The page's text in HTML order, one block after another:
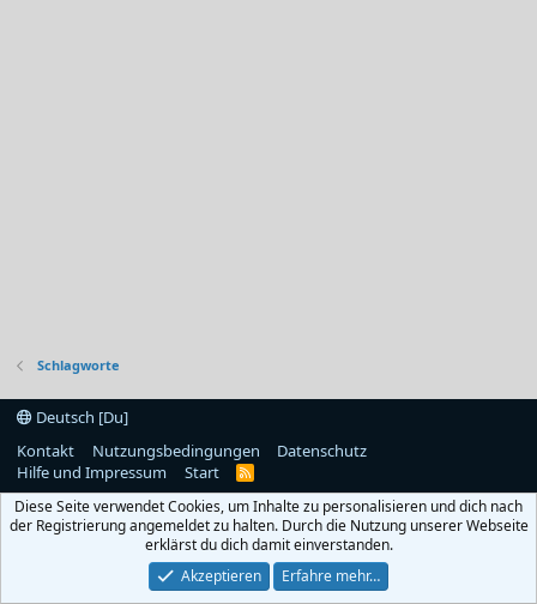
Schlagworte
Deutsch [Du]
Kontakt
Nutzungsbedingungen
Datenschutz
Hilfe und Impressum
Start
R
S
Diese Seite verwendet Cookies, um Inhalte zu personalisieren und dich nach
der Registrierung angemeldet zu halten. Durch die Nutzung unserer Webseite
erklärst du dich damit einverstanden.
Akzeptieren
Erfahre mehr…